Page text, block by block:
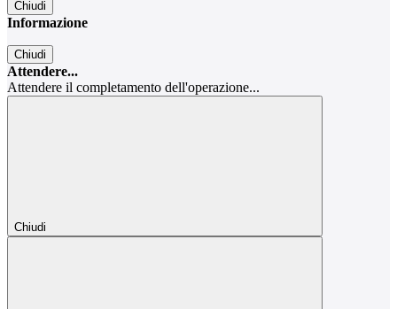
Chiudi
Informazione
Chiudi
Attendere...
Attendere il completamento dell'operazione...
Chiudi